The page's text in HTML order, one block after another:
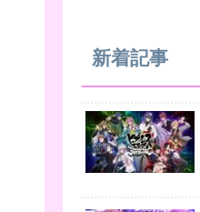
新着記事